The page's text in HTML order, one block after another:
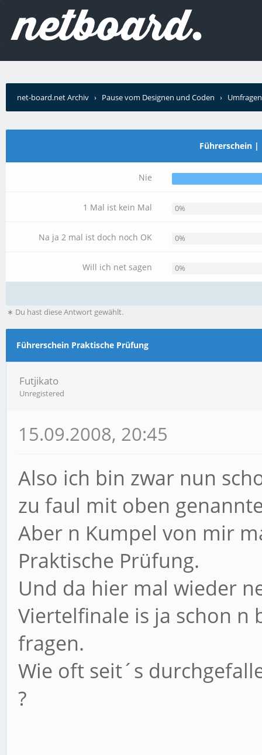
net-board.net Archiv › Pause vom Designen und Coden › Umfragen
Führerschein |
Nie
1 Mal ist kein Mal 0%
Na ja 2 mal ist doch noch OK 0%
Will ich net sagen 0%
∗ Du hast diese Antwort gewählt.
Führerschein Praktische Prüfung
Futjikato
Unregistered
15.09.2008, 20:45
Also ich bin zwar nun
zu faul mit oben
Aber n Kumpel von mir
Praktische Prüfung.
Und da hier mal wieder
Viertelfinale is ja schon n
fragen.
Wie oft seit´s
?